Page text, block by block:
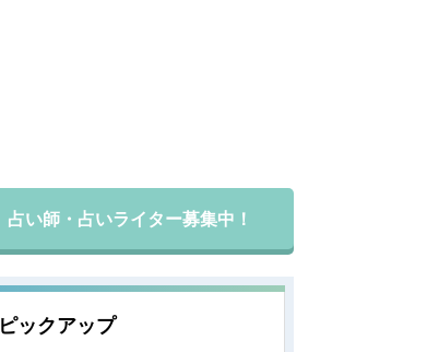
占い師・占いライター募集中！
ピックアップ